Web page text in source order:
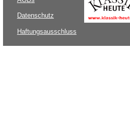
Datenschutz
Haftungsausschluss